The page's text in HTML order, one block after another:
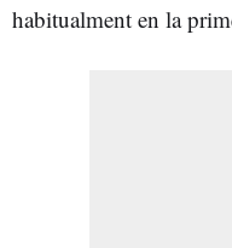
habitualment en la